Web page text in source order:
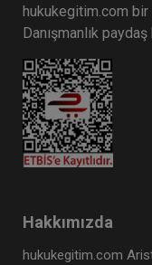
hukukegitim.com
Danışmanlık
Hakkımızda
hukukegitim.com